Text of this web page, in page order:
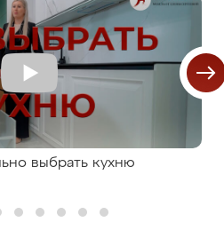
выбрать кухню